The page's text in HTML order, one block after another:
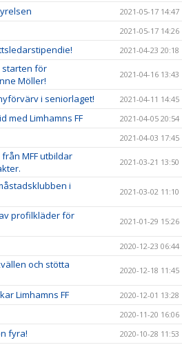
2021-05-17 14:47
2021-05-17 14:26
2021-04-23 20:18
starten för
Möller!
2021-04-16 13:43
i seniorlaget! 2021-04-11 14:45
med Limhamns FF 2021-04-05 20:54
2021-04-03 17:45
MFF utbildar
2021-03-21 13:50
i
2021-03-02 11:10
profilkläder för
2021-01-29 15:26
2020-12-23 06:44
och stötta
2020-12-18 11:45
Limhamns FF 2020-12-01 13:28
2020-11-20 16:06
fyra! 2020-10-28 11:53